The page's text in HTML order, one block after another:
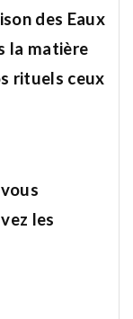
des Eaux
la matière
rituels ceux
les